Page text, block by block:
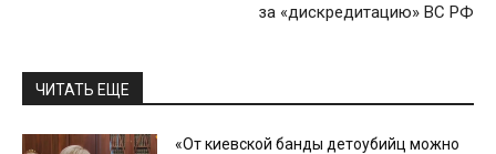
за «дискредитацию» ВС РФ
ЧИТАТЬ ЕЩЕ
«От киевской банды детоубийц можно